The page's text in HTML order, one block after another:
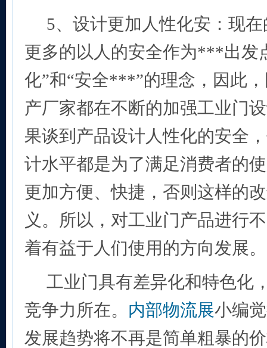
5、设计更加人性化安：现
更多的以人的安全作为***出发
化”和“安全***”的理念，因此
产厂家都在不断的加强工业门
果谈到产品设计人性化的安全
计水平都是为了满足消费者的
更加方便、快捷，否则这样的
义。所以，对工业门产品进行
着有益于人们使用的方向发展。
工业门具有差异化和特色化
竞争力所在。 内部物流展小编
发展趋势将不再是简单粗暴的